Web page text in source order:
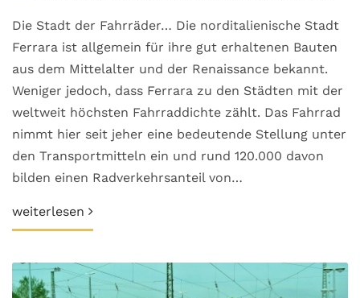
Die Stadt der Fahrräder… Die norditalienische Stadt
Ferrara ist allgemein für ihre gut erhaltenen Bauten
aus dem Mittelalter und der Renaissance bekannt.
Weniger jedoch, dass Ferrara zu den Städten mit der
weltweit höchsten Fahrraddichte zählt. Das Fahrrad
nimmt hier seit jeher eine bedeutende Stellung unter
den Transportmitteln ein und rund 120.000 davon
bilden einen Radverkehrsanteil von…
weiterlesen